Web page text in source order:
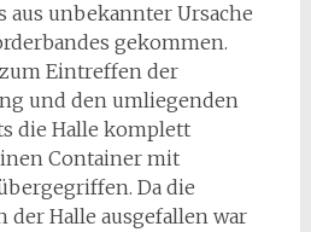
aus unbekannter Ursache
gekommen.
Eintreffen der
und den umliegenden
die Halle komplett
Container mit
Da die
der Halle ausgefallen war